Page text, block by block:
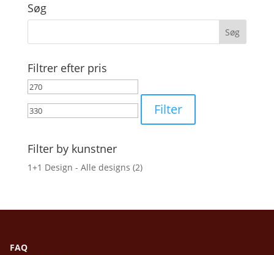
Søg
Filtrer efter pris
Mindste
Filter
Filter by kunstner
1+1 Design - Alle designs (2)
FAQ